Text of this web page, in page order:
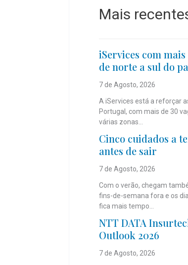
Mais
iServices com mais
de norte a sul do
7 de Agosto, 2026
A iServices está a reforçar
Portugal, com mais de 30
várias zonas...
Cinco cuidados a
antes de sair
7 de Agosto, 2026
Com o verão, chegam
fins-de-semana fora e os
fica mais tempo...
NTT DATA
Outlook 2026
7 de Agosto, 2026